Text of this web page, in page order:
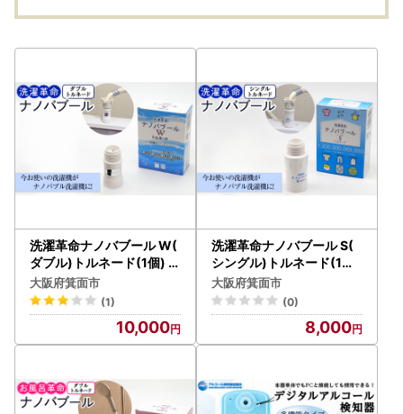
洗濯革命ナノバブール W(
ダブル)トルネード(1個) ナ
ノバブル 取付簡単 全自動
洗濯機用 ドラム式 洗濯機
用 交換アダプター 洗浄効
果 消臭 時短 家事 洗濯 ホ
ース 【m75-01】【アル
ル】
大阪府箕面市
(1)
10,000
洗濯革命ナノバブール S(
シングル)トルネード(1個)
家事 時短 取付簡単全自動
洗濯機用 ドラム式 ナノバ
ブル 洗濯機 用 交換アダプ
ター 洗浄 消臭 ナノバブル
洗浄 洗濯 掃除 ホース 【m
インターナショナル】
大阪府箕面市
(0)
8,000